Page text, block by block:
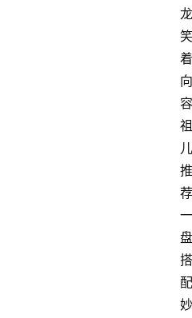
龙
笑
着
向
容
祖
儿
推
荐
一
盘
搭
配
妙